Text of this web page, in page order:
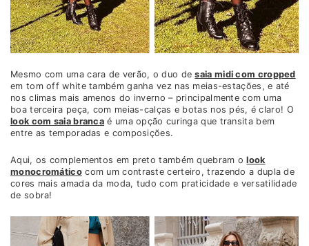
Mesmo com uma cara de verão, o duo desaia midi com cropped
em tom off white também ganha vez nas meias-estações, e até
nos climas mais amenos do inverno – principalmente com uma
boa terceira peça, com meias-calças e botas nos pés, é claro! O
look com saia branca é uma opção curinga que transita bem
entre as temporadas e composições.
Aqui, os complementos em preto também quebram olook
monocromáticocom um contraste certeiro, trazendo a dupla de
cores mais amada da moda, tudo com praticidade e versatilidade
de sobra!